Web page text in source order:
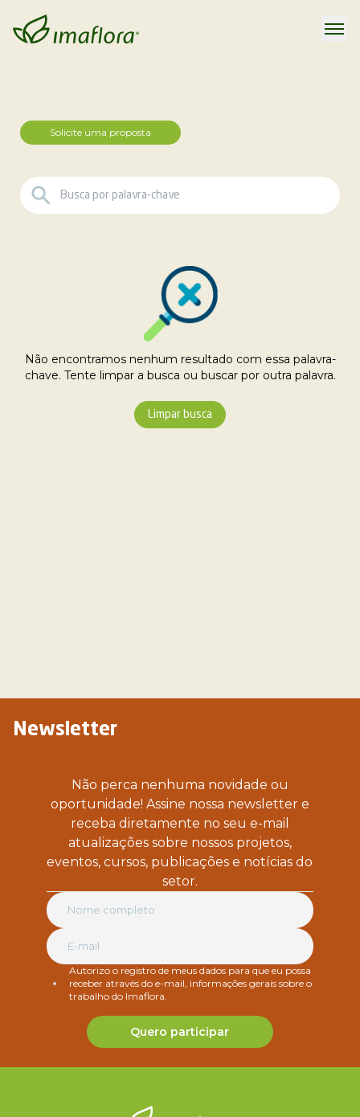
Solicite uma proposta
Não encontramos nenhum resultado com essa palavra-
chave. Tente limpar a busca ou buscar por outra palavra.
Limpar busca
Newsletter
Não perca nenhuma novidade ou
oportunidade! Assine nossa newsletter e
receba diretamente no seu e-mail
atualizações sobre nossos projetos,
eventos, cursos, publicações e notícias do
setor.
Autorizo o registro de meus dados para que eu possa
receber através do e-mail, informações gerais sobre o
trabalho do Imaflora.
Quero participar